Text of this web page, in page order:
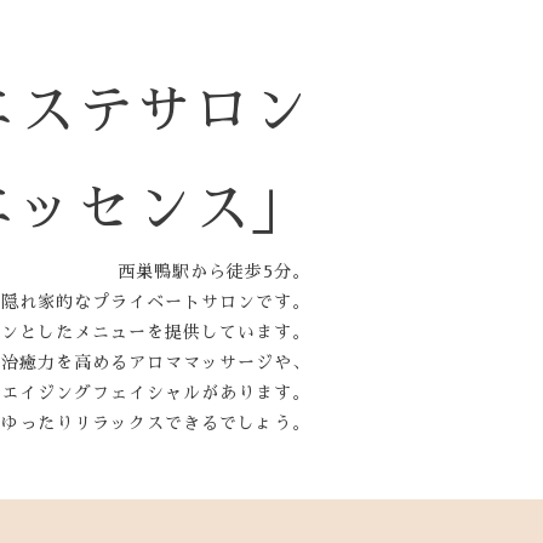
テサロン
センス」
西巣鴨駅から徒歩5分。
隠れ家的なプライベートサロンです。
としたメニューを提供しています。
癒力を高めるアロママッサージや、
イジングフェイシャルがあります。
ったりリラックスできるでしょう。